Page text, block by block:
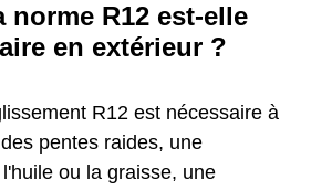
norme R12 est‑elle
en extérieur ?
R12 est nécessaire à
pentes raides, une
ou la graisse, une